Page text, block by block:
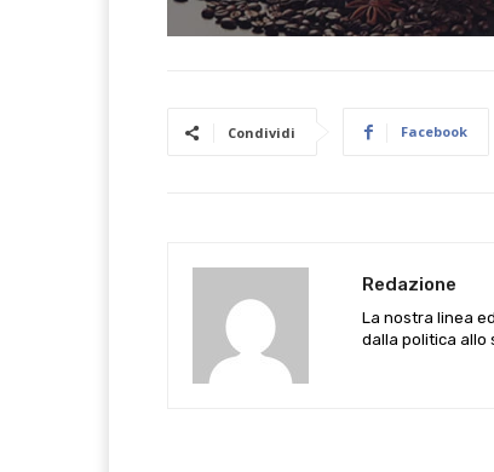
Condividi Facebook
Redazione
La nostra linea
dalla politica allo